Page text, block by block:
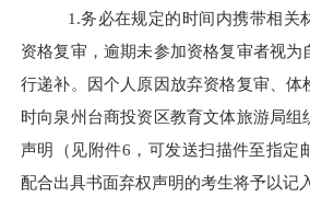
1.务必在规定的时间内携带相关
资格复审，逾期未参加资格复审者视为
行递补。因个人原因放弃资格复审、体
时向泉州台商投资区教育文体旅游局组
声明（见附件6，可发送扫描件至指定
配合出具书面弃权声明的考生将予以记